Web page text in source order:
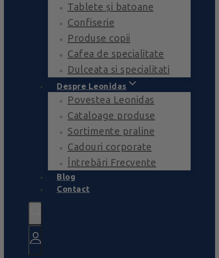
Tablete și batoane
Confiserie
Produse copii
Cafea de specialitate
Dulceata si specialitati
Despre Leonidas
Povestea Leonidas
Cataloage produse
Sortimente praline
Cadouri corporate
Întrebări Frecvente
Blog
Contact